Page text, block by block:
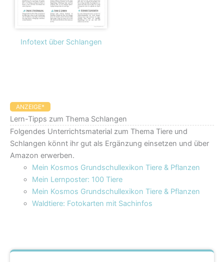
Infotext über Schlangen
ANZEIGE*
Lern-Tipps zum Thema Schlangen
Folgendes Unterrichtsmaterial zum Thema Tiere und
Schlangen könnt ihr gut als Ergänzung einsetzen und über
Amazon erwerben.
Mein Kosmos Grundschullexikon Tiere & Pflanzen
Mein Lernposter: 100 Tiere
Mein Kosmos Grundschullexikon Tiere & Pflanzen
Waldtiere: Fotokarten mit Sachinfos